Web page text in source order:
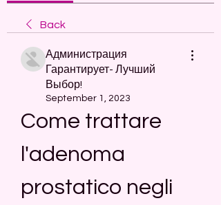
Back
Администрация
Гарантирует- Лучший
Выбор!
September 1, 2023
Come trattare
l'adenoma
prostatico negli